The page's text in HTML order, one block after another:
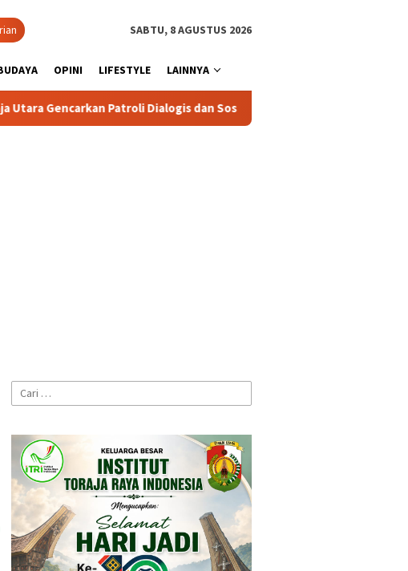
SABTU, 8 AGUSTUS 2026
OPINI LIFESTYLE LAINNYA
Dialogis dan Sosialisasi Layanan 110
Cari
untuk: